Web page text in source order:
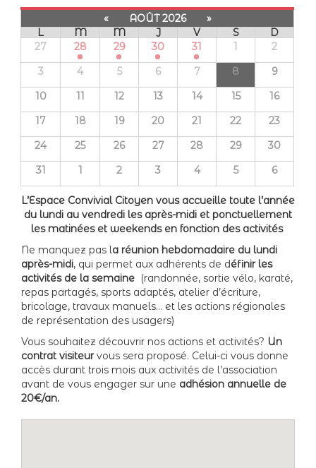
« AOÛT 2026
»
L
M M J V S
D
27
28 29 30 31 1
2
3
4 5 6 7 8
9
10
11 12 13 14 15
16
17
18 19 20 21 22
23
24
25 26 27 28 29
30
31
1 2 3 4 5 6
L’Espace Convivial Citoyen vous accueille toute l’année
du lundi au vendredi les après-midi et ponctuellement
les matinées et weekends en fonction des activités
Ne manquez pas la réunion hebdomadaire du lundi
après-midi, qui permet aux adhérents de définir les
activités de la semaine (randonnée, sortie vélo, karaté,
repas partagés, sports adaptés, atelier d’écriture,
bricolage, travaux manuels… et les actions régionales
de représentation des usagers)
Vous souhaitez découvrir nos actions et activités? Un
contrat visiteurvous sera proposé. Celui-ci vous donne
accès durant trois mois aux activités de l’association
avant de vous engager sur une adhésion annuelle de
20€/an.